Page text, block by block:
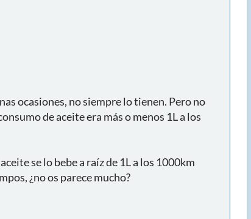
ocasiones, no siempre lo tienen. Pero no
de aceite era más o menos 1L a los
se lo bebe a raíz de 1L a los 1000km
¿no os parece mucho?